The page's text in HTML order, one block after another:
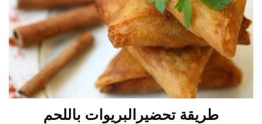
طريقة تحضيرالبريوات باللحم